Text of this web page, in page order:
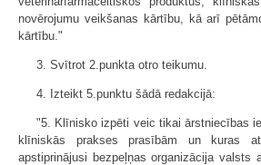
novērojumu veikšanas kārtību, kā arī
kārtību."
3. Svītrot 2.punkta otro teikumu.
4. Izteikt 5.punktu šādā redakcijā:
"5. Klīnisko izpēti veic tikai ārstniecības
klīniskās prakses prasībām un kuras
apstiprinājusi bezpeļņas organizācija valsts